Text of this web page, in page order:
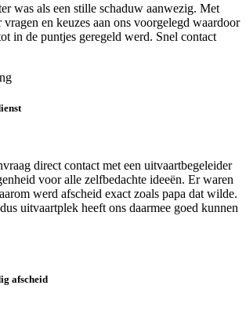
was als een stille schaduw aanwezig. Met
vragen en keuzes aan ons voorgelegd waardoor
in de puntjes geregeld werd. Snel contact
direct contact met een uitvaartbegeleider
voor alle zelfbedachte ideeën. Er waren
werd afscheid exact zoals papa dat wilde.
uitvaartplek heeft ons daarmee goed kunnen
afscheid